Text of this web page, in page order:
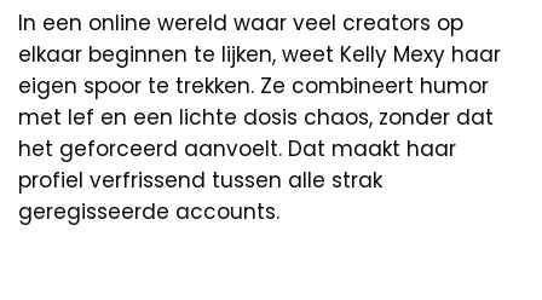
In een online wereld waar veel creators op
elkaar beginnen te lijken, weet Kelly Mexy haar
eigen spoor te trekken. Ze combineert humor
met lef en een lichte dosis chaos, zonder dat
het geforceerd aanvoelt. Dat maakt haar
profiel verfrissend tussen alle strak
geregisseerde accounts.